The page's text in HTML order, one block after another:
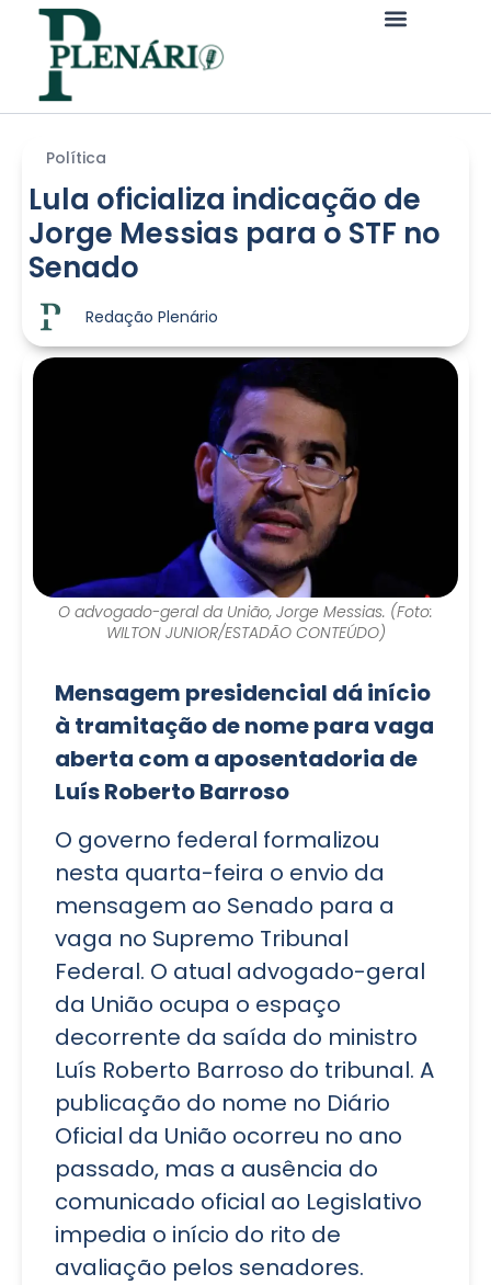
Política
Lula oficializa indicação de
Jorge Messias para o STF no
Senado
Redação Plenário
O advogado-geral da União, Jorge Messias. (Foto:
WILTON JUNIOR/ESTADÃO CONTEÚDO)
Mensagem presidencial dá início
à tramitação de nome para vaga
aberta com a aposentadoria de
Luís Roberto Barroso
O governo federal formalizou
nesta quarta-feira o envio da
mensagem ao Senado para a
vaga no Supremo Tribunal
Federal. O atual advogado-geral
da União ocupa o espaço
decorrente da saída do ministro
Luís Roberto Barroso do tribunal. A
publicação do nome no Diário
Oficial da União ocorreu no ano
passado, mas a ausência do
comunicado oficial ao Legislativo
impedia o início do rito de
avaliação pelos senadores.